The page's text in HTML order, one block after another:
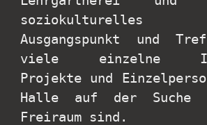
soziokulturelles
Ausgangspunkt und
viele einzelne
Projekte und
Halle auf der Suche
Freiraum sind.